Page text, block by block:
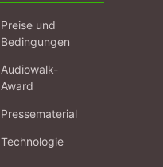
Preise und
Bedingungen
Audiowalk-
Award
Pressematerial
Technologie